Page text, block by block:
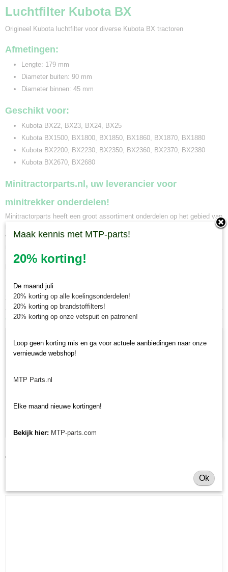
Luchtfilter Kubota BX
Origineel Kubota luchtfilter voor diverse Kubota BX tractoren
Afmetingen:
Lengte: 179 mm
Diameter buiten: 90 mm
Diameter binnen: 45 mm
Geschikt voor:
Kubota BX22, BX23, BX24, BX25
Kubota BX1500, BX1800, BX1850, BX1860, BX1870, BX1880
Kubota BX2200, BX2230, BX2350, BX2360, BX2370, BX2380
Kubota BX2670, BX2680
Minitractorparts.nl, uw leverancier voor
minitrekker onderdelen!
Minitractorparts heeft een groot assortiment onderdelen op het gebied van
minitractoren, miditractoren, compacttractoren en aanbouwwerktuigen. Wij
verkopen deze onderdelen met als specialisme de Japanse
Minitractorparts.nl heeft een groot assortiment onderdelen, waaronder dit
luchtfilter, voor uw Kubota BX 22, BX 23, BX 24, BX 25, Kubota BX
BX 2230, BX 2350, BX 2360, BX 2370, BX 2380, Kubota BX 2670, BX
2680.
Ook interessant
€ 14,75
Maak kennis met MTP-parts!
20% korting!
De maand juli
20% korting op alle koelingsonderdelen!
20% korting op brandstoffilters!
20% korting op onze vetspuit en patronen!
Loop geen korting mis en ga voor actuele aanbiedingen naar onze
vernieuwde webshop!
MTP Parts.nl
Elke maand nieuwe kortingen!
Bekijk hier: MTP-parts.com
Ok